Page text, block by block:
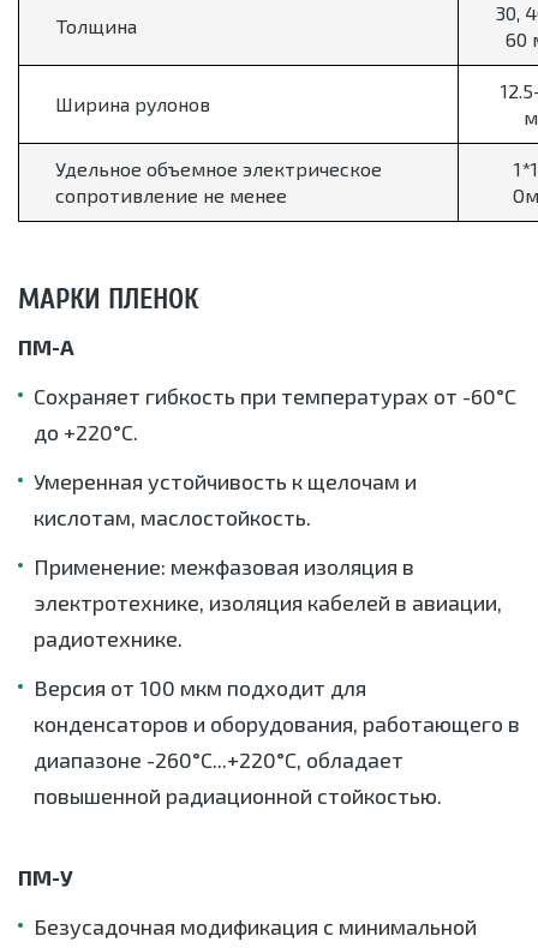
Толщина
30,
60
Ширина рулонов
Удельное объемное электрическое
сопротивление не менее
МАРКИ ПЛЕНОК
ПМ-А
Сохраняет гибкость при температурах от -60°C
до +220°C.
Умеренная устойчивость к щелочам и
кислотам, маслостойкость.
Применение: межфазовая изоляция в
электротехнике, изоляция кабелей в авиации,
радиотехнике.
Версия от 100 мкм подходит для
конденсаторов и оборудования, работающего в
диапазоне -260°C...+220°C, обладает
повышенной радиационной стойкостью.
ПМ-У
Безусадочная модификация с минимальной